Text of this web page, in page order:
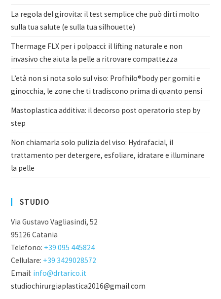
La regola del girovita: il test semplice che può dirti molto
sulla tua salute (e sulla tua silhouette)
Thermage FLX per i polpacci: il lifting naturale e non
invasivo che aiuta la pelle a ritrovare compattezza
L’età non si nota solo sul viso: Profhilo®body per gomiti e
ginocchia, le zone che ti tradiscono prima di quanto pensi
Mastoplastica additiva: il decorso post operatorio step by
step
Non chiamarla solo pulizia del viso: Hydrafacial, il
trattamento per detergere, esfoliare, idratare e illuminare
la pelle
STUDIO
Via Gustavo Vagliasindi, 52
95126 Catania
Telefono: +39 095 445824
Cellulare: +39 3429028572
Email: info@drtarico.it
studiochirurgiaplastica2016@gmail.com